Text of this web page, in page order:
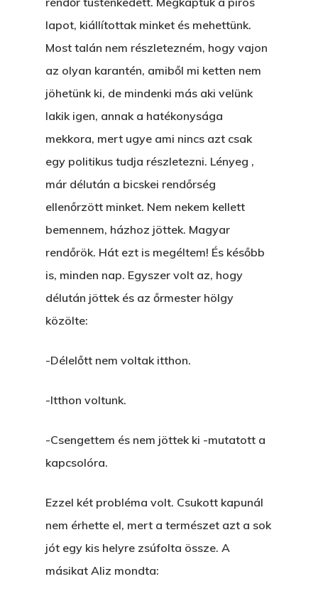
lapot, kiállítottak minket és mehettünk.
Most talán nem részletezném, hogy vajon
az olyan karantén, amiből mi ketten nem
jöhetünk ki, de mindenki más aki velünk
lakik igen, annak a hatékonysága
mekkora, mert ugye ami nincs azt csak
egy politikus tudja részletezni. Lényeg ,
már délután a bicskei rendőrség
ellenőrzött minket. Nem nekem kellett
bemennem, házhoz jöttek. Magyar
rendőrök. Hát ezt is megéltem! És később
is, minden nap. Egyszer volt az, hogy
délután jöttek és az őrmester hölgy
közölte:
-Délelőtt nem voltak itthon.
-Itthon voltunk.
-Csengettem és nem jöttek ki -mutatott a
kapcsolóra.
Ezzel két probléma volt. Csukott kapunál
nem érhette el, mert a természet azt a sok
jót egy kis helyre zsúfolta össze. A
másikat Aliz mondta: